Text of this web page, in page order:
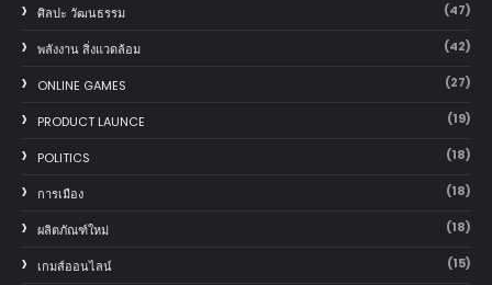
ศิลปะ วัฒนธรรม (47)
พลังงาน สิ่งแวดล้อม (42)
ONLINE GAMES (27)
PRODUCT LAUNCE (19)
POLITICS (18)
การเมือง (18)
ผลิตภัณฑ์ใหม่ (18)
เกมส์ออนไลน์ (15)